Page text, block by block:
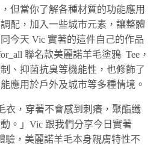
但當你了解各種材質的功能應用
配，加入一些城市元素，讓整體
今天 Vic 實著的這件自己的作品
聯名款美麗諾羊毛塗鴉 Tee，
、抑菌抗臭等機能性，也修飾了
應用於戶外及城市等多種情境。
衣，穿著不會感到刺癢，聚酯纖
。」Vic 跟我們分享今日實著
驗，美麗諾羊毛本身親膚特性不